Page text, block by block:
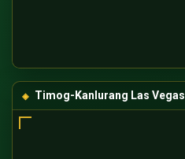
Timog-Kanlurang Las Vegas